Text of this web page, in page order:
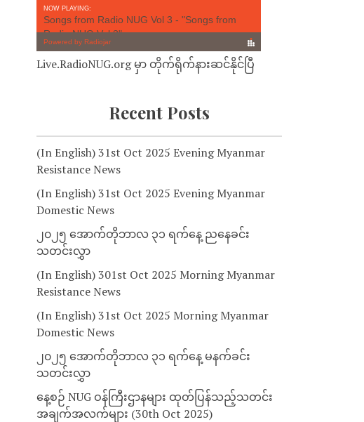
Live.RadioNUG.org မှာ တိုက်ရိုက်နားဆင်နိုင်ပြီ
Recent Posts
(In English) 31st Oct 2025 Evening Myanmar
Resistance News
(In English) 31st Oct 2025 Evening Myanmar
Domestic News
၂၀၂၅ အောက်တိုဘာလ ၃၁ ရက်နေ့ ညနေခင်း
သတင်းလွှာ
(In English) 301st Oct 2025 Morning Myanmar
Resistance News
(In English) 31st Oct 2025 Morning Myanmar
Domestic News
၂၀၂၅ အောက်တိုဘာလ ၃၁ ရက်နေ့ မနက်ခင်း
သတင်းလွှာ
နေ့စဉ် NUG ဝန်ကြီးဌာနများ ထုတ်ပြန်သည့်သတင်း
အချက်အလက်များ (30th Oct 2025)